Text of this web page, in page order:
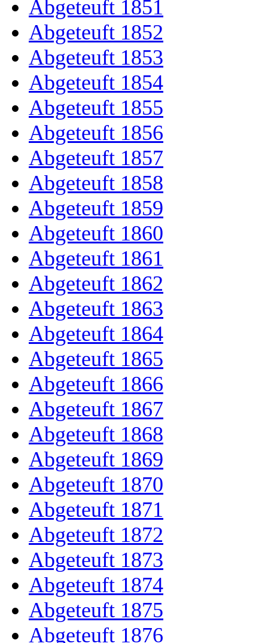
Abgeteuft 1851
Abgeteuft 1852
Abgeteuft 1853
Abgeteuft 1854
Abgeteuft 1855
Abgeteuft 1856
Abgeteuft 1857
Abgeteuft 1858
Abgeteuft 1859
Abgeteuft 1860
Abgeteuft 1861
Abgeteuft 1862
Abgeteuft 1863
Abgeteuft 1864
Abgeteuft 1865
Abgeteuft 1866
Abgeteuft 1867
Abgeteuft 1868
Abgeteuft 1869
Abgeteuft 1870
Abgeteuft 1871
Abgeteuft 1872
Abgeteuft 1873
Abgeteuft 1874
Abgeteuft 1875
Abgeteuft 1876